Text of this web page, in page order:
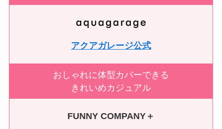
アクアガレージ公式
おしゃれに体型カバーできる
きれいめカジュアル
FUNNY COMPANY＋